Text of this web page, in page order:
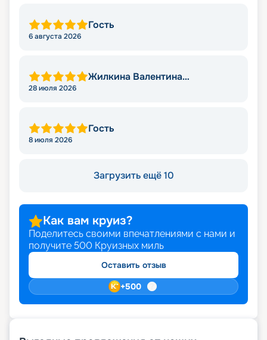
Гость
6 августа 2026
Жилкина Валентина
28 июля 2026
Гость
8 июля 2026
Загрузить ещё 10
Как вам круиз?
Поделитесь своими впечатлениями с нами и
получите 500 Круизных миль
Оставить отзыв
+500